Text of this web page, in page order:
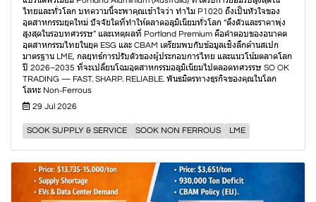
ไทยและทั่วโลก บทความนี้จะพาคุณเข้าใจว่า ทำไม P1020 ถึงเป็นหัวใจของ
อุตสาหกรรมยุคใหม่ ปัจจัยใดที่ทำให้ตลาดอลูมิเนียมทั่วโลก “ตึงตัวและราคาพุ่ง
สูงสุดในรอบทศวรรษ” และเหตุผลที่ Portland Premium คือคำตอบของอนาคต
อุตสาหกรรมไทยในยุค ESG และ CBAM เตรียมพบกับข้อมูลเชิงลึกด้านสเปก
มาตรฐาน LME, กลยุทธ์การปรับตัวของผู้ประกอบการไทย และแนวโน้มตลาดโลก
ปี 2026–2035 ที่จะเปลี่ยนโฉมอุตสาหกรรมอลูมิเนียมไปตลอดทศวรรษ SO OK
TRADING — FAST. SHARP. RELIABLE. พันธมิตรทางธุรกิจของคุณในโลก
โลหะ Non‑Ferrous
29 Jul 2026
SOOK SUPPLY & SERVICE SOOK NON FERROUS LME